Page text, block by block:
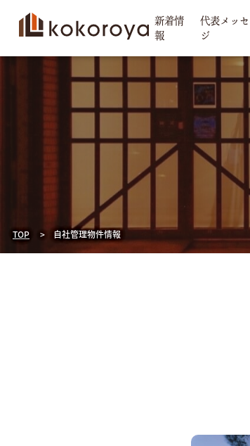
新着情
報
代表メッ
ジ
TOP 自社管理物件情報